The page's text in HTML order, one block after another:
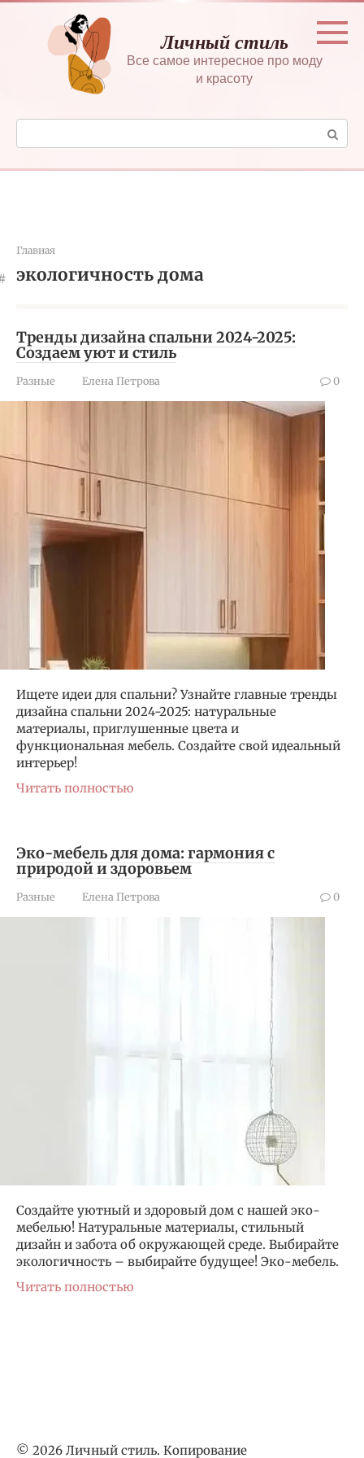
Перейти
контенту
Личный стиль
Все самое интересное про моду
и красоту
Поиск:
Главная
экологичность дома
Тренды дизайна спальни 2024-2025:
Создаем уют и стиль
Разные Елена Петрова 0
Ищете идеи для спальни? Узнайте главные тренды
дизайна спальни 2024-2025: натуральные
материалы, приглушенные цвета и
функциональная мебель. Создайте свой идеальный
интерьер!
Читать полностью
Эко-мебель для дома: гармония с
природой и здоровьем
Разные Елена Петрова 0
Создайте уютный и здоровый дом с нашей эко-
мебелью! Натуральные материалы, стильный
дизайн и забота об окружающей среде. Выбирайте
экологичность – выбирайте будущее! Эко-мебель.
Читать полностью
© 2026 Личный стиль. Копирование